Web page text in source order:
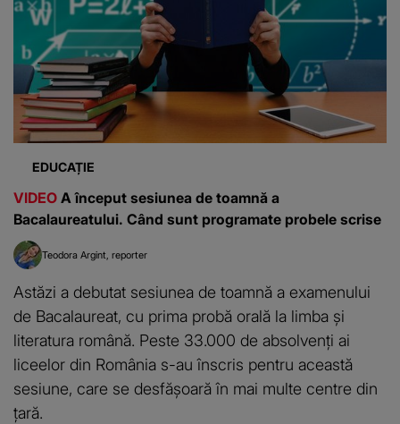
EDUCAȚIE
VIDEO A început sesiunea de toamnă a
Bacalaureatului. Când sunt programate probele scrise
Teodora Argint reporter
Astăzi a debutat sesiunea de toamnă a examenului
de Bacalaureat, cu prima probă orală la limba și
literatura română. Peste 33.000 de absolvenți ai
liceelor din România s-au înscris pentru această
sesiune, care se desfășoară în mai multe centre din
țară.